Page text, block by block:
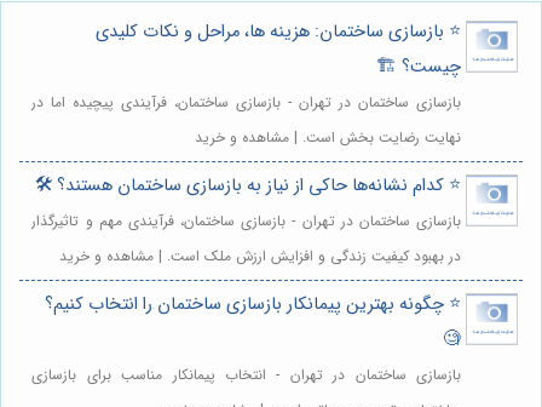
⭐️ بازسازی ساختمان: هزینه ها، مراحل و نکات کلیدی
چیست؟ 🏗️
بازسازی ساختمان در تهران - بازسازی ساختمان، فرآیندی پیچیده اما در
نهایت رضایت بخش است. | مشاهده و خرید
⭐️ کدام نشانه‌ها حاکی از نیاز به بازسازی ساختمان هستند؟ 🛠️
بازسازی ساختمان در تهران - بازسازی ساختمان، فرآیندی مهم و تاثیرگذار
در بهبود کیفیت زندگی و افزایش ارزش ملک است. | مشاهده و خرید
⭐️ چگونه بهترین پیمانکار بازسازی ساختمان را انتخاب کنیم؟
🧐
بازسازی ساختمان در تهران - انتخاب پیمانکار مناسب برای بازسازی